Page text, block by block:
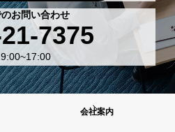
お問い合わせ
7375
会社案内